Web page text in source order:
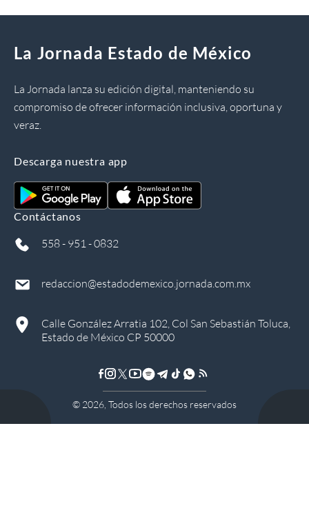
La Jornada Estado de México
La Jornada lanza su edición digital, manteniendo su
compromiso de ofrecer información inclusiva, oportuna y
veraz.
Descarga nuestra app
Contáctanos
558 - 951 - 0832
redaccion@estadodemexico.jornada.com.mx
Calle González Arratia 102, Col San Sebastián Toluca,
Estado de México CP 50000
© 2026, Todos los derechos reservados